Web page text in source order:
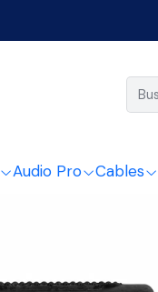
Audio Pro Cables